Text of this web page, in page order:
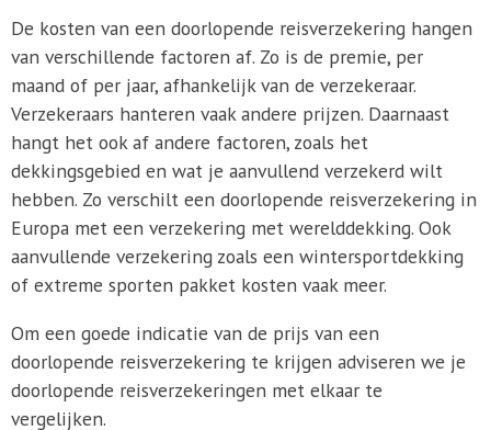
De kosten van een doorlopende reisverzekering hangen
van verschillende factoren af. Zo is de premie, per
maand of per jaar, afhankelijk van de verzekeraar.
Verzekeraars hanteren vaak andere prijzen. Daarnaast
hangt het ook af andere factoren, zoals het
dekkingsgebied en wat je aanvullend verzekerd wilt
hebben. Zo verschilt een doorlopende reisverzekering in
Europa met een verzekering met werelddekking. Ook
aanvullende verzekering zoals een wintersportdekking
of extreme sporten pakket kosten vaak meer.
Om een goede indicatie van de prijs van een
doorlopende reisverzekering te krijgen adviseren we je
doorlopende reisverzekeringen met elkaar te
vergelijken.